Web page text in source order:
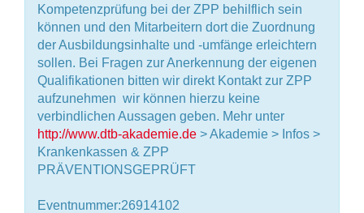
Kompetenzprüfung bei der ZPP behilflich sein
können und den Mitarbeitern dort die Zuordnung
der Ausbildungsinhalte und -umfänge erleichtern
sollen. Bei Fragen zur Anerkennung der eigenen
Qualifikationen bitten wir direkt Kontakt zur ZPP
aufzunehmen  wir können hierzu keine
verbindlichen Aussagen geben. Mehr unter
http://www.dtb-akademie.de > Akademie > Infos >
Krankenkassen & ZPP
PRÄVENTIONSGEPRÜFT
Eventnummer:26914102